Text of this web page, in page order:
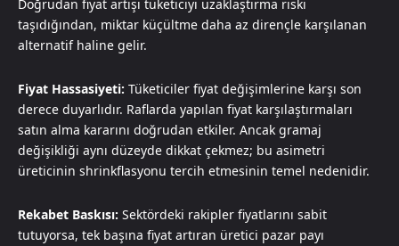
Doğrudan fiyat artışı tüketiciyi uzaklaştırma riski
taşıdığından, miktar küçültme daha az dirençle karşılanan
alternatif haline gelir.
Fiyat Hassasiyeti: Tüketiciler fiyat değişimlerine karşı son
derece duyarlıdır. Raflarda yapılan fiyat karşılaştırmaları
satın alma kararını doğrudan etkiler. Ancak gramaj
değişikliği aynı düzeyde dikkat çekmez; bu asimetri
üreticinin shrinkflasyonu tercih etmesinin temel nedenidir.
Rekabet Baskısı: Sektördeki rakipler fiyatlarını sabit
tutuyorsa, tek başına fiyat artıran üretici pazar payı